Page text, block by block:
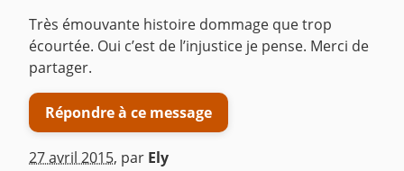
Très émouvante histoire dommage que trop
écourtée. Oui c’est de l’injustice je pense. Merci de
partager.
Répondre à ce message
27 avril 2015, par Ely